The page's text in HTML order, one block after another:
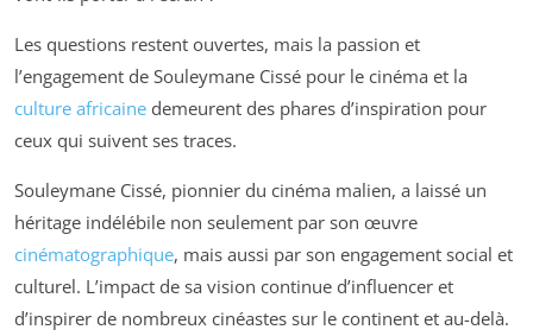
Les questions restent ouvertes, mais la passion et
l’engagement de Souleymane Cissé pour le cinéma et la
culture africaine demeurent des phares d’inspiration pour
ceux qui suivent ses traces.
Souleymane Cissé, pionnier du cinéma malien, a laissé un
héritage indélébile non seulement par son œuvre
cinématographique, mais aussi par son engagement social et
culturel. L’impact de sa vision continue d’influencer et
d’inspirer de nombreux cinéastes sur le continent et au-delà.